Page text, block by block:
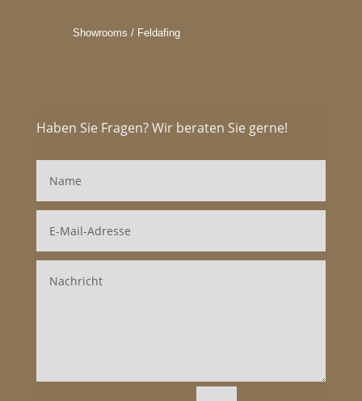
Showrooms / Feldafing
Haben Sie Fragen? Wir beraten Sie gerne!